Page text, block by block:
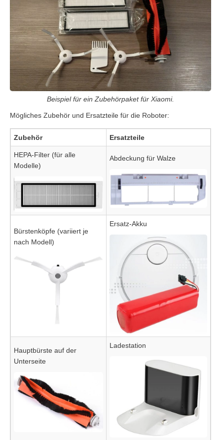
Beispiel für ein Zubehörpaket für Xiaomi.
Mögliches Zubehör und Ersatzteile für die Roboter:
Zubehör Ersatzteile
HEPA-Filter (für alle
Modelle)
Abdeckung für Walze
Bürstenköpfe (variiert je
nach Modell)
Ersatz-Akku
Hauptbürste auf der
Unterseite
Ladestation